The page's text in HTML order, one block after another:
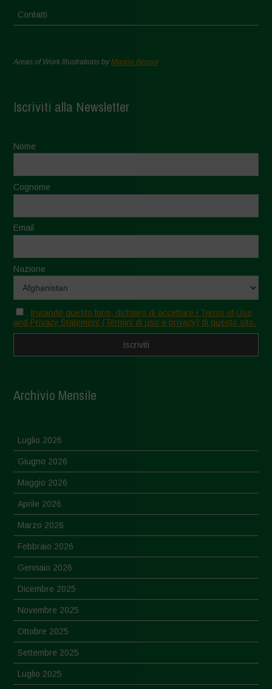
Contatti
Areas of Work Illustrations byMarion Bessol
Iscriviti alla Newsletter
Nome
Cognome
Email
Nazione
Inviando questo form, dichiaro di accettare i Terms of Use
and Privacy Statement (Termini di uso e privacy) di questo sito.
Archivio Mensile
Luglio 2026
Giugno 2026
Maggio 2026
Aprile 2026
Marzo 2026
Febbraio 2026
Gennaio 2026
Dicembre 2025
Novembre 2025
Ottobre 2025
Settembre 2025
Luglio 2025